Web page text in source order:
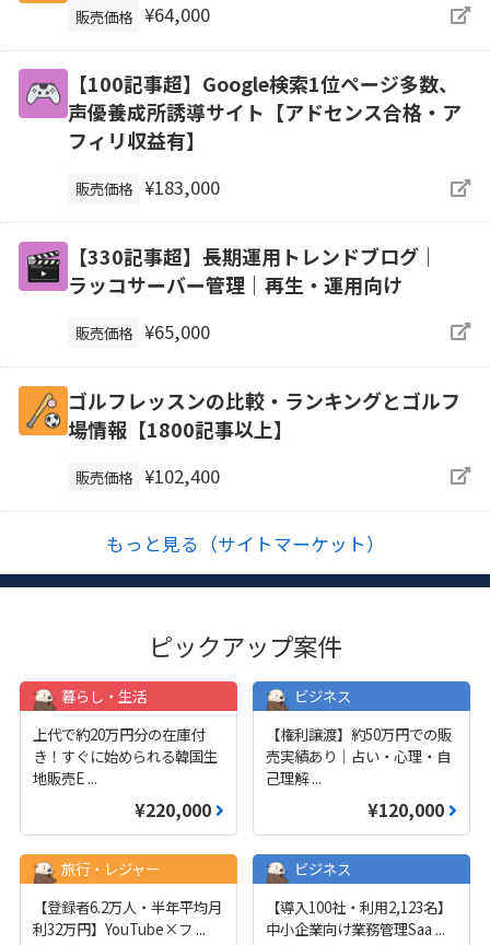
販売価格 ¥64,000
【100記事超】Google検索1位ページ多数、
声優養成所誘導サイト【アドセンス合格・ア
フィリ収益有】
販売価格 ¥183,000
【330記事超】長期運用トレンドブログ｜
ラッコサーバー管理｜再生・運用向け
販売価格 ¥65,000
ゴルフレッスンの比較・ランキングとゴルフ
場情報【1800記事以上】
販売価格 ¥102,400
もっと見る（サイトマーケット）
ピックアップ案件
暮らし・生活
上代で約20万円分の在庫付
き！すぐに始められる韓国生
地販売E ...
¥220,000
ビジネス
【権利譲渡】約50万円での販
売実績あり｜占い・心理・自
己理解...
¥120,000
旅行・レジャー
【登録者6.2万人・半年平均月
利32万円】YouTube×フ ...
ビジネス
【導入100社・利用2,123名】
中小企業向け業務管理Saa ...